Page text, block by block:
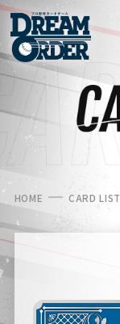
HOME CARD LIST